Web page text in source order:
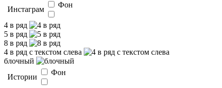
Инстаграм
Фон
4 в ряд
5 в ряд
8 в ряд
4 в ряд с текстом слева
блочный
Истории
Фон